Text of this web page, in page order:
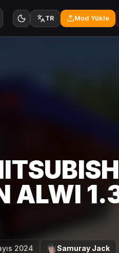
TR Mod Yükle
ALWI
2024 Samuray Jack